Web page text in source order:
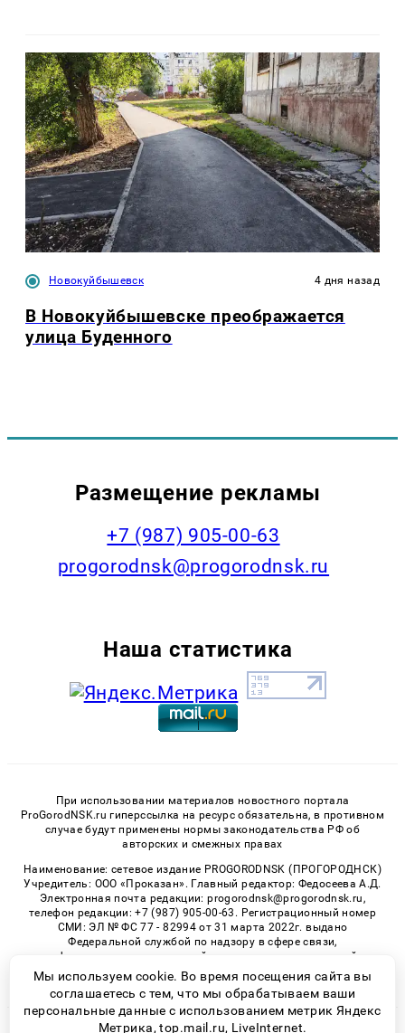
Новокуйбышевск 4 дня назад
В Новокуйбышевске преображается
улица Буденного
Размещение рекламы
+7 (987) 905-00-63
progorodnsk@progorodnsk.ru
Наша статистика
При использовании материалов новостного портала
ProGorodNSK.ru гиперссылка на ресурс обязательна, в противном
случае будут применены нормы законодательства РФ об
авторских и смежных правах
Наименование: сетевое издание PROGORODNSK (ПРОГОРОДНСК)
Учредитель: ООО «Проказан». Главный редактор: Федосеева А.Д.
Электронная почта редакции: progorodnsk@progorodnsk.ru,
телефон редакции: +7 (987) 905-00-63. Регистрационный номер
СМИ: ЭЛ № ФС 77 - 82994 от 31 марта 2022г. выдано
Федеральной службой по надзору в сфере связи,
информационных технологий и массовых коммуникаций.
Возрастная категория сайта 16+.
Мы используем cookie. Во время посещения сайта вы
соглашаетесь с тем, что мы обрабатываем ваши
персональные данные с использованием метрик Яндекс
Метрика, top.mail.ru, LiveInternet.